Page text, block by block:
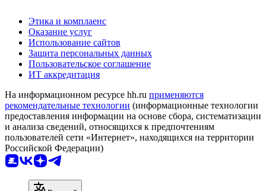
Этика и комплаенс
Оказание услуг
Использование сайтов
Защита персональных данных
Пользовательское соглашение
ИТ аккредитация
На информационном ресурсе hh.ru применяются
рекомендательные технологии (информационные технологии
предоставления информации на основе сбора, систематизации
и анализа сведений, относящихся к предпочтениям
пользователей сети «Интернет», находящихся на территории
Российской Федерации)